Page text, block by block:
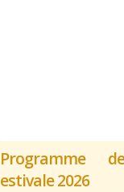
Programme
estivale 2026